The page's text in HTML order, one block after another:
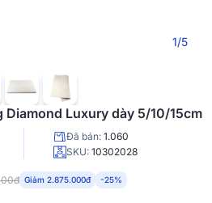
1/5
Diamond Luxury dày 5/10/15cm
Đã bán: 1.060
SKU: 10302028
Giảm 2.875.000đ -25%